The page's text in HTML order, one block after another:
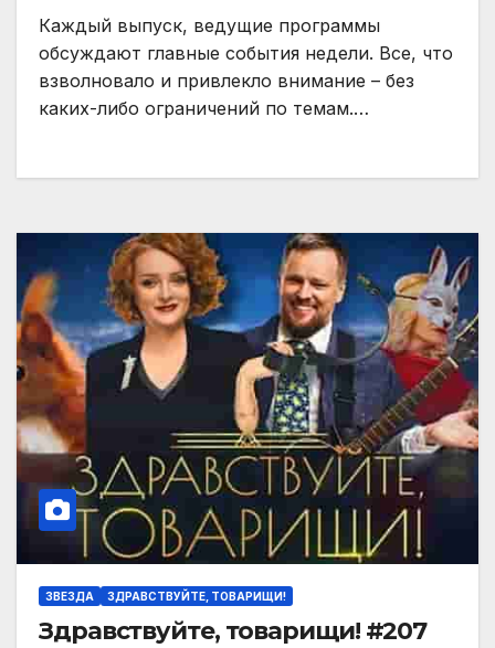
Каждый выпуск, ведущие программы
обсуждают главные события недели. Все, что
взволновало и привлекло внимание – без
каких-либо ограничений по темам.…
ЗВЕЗДА ЗДРАВСТВУЙТЕ, ТОВАРИЩИ!
Здравствуйте, товарищи! #207